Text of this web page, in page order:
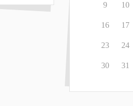
9 10
16 17
23 24
30 31